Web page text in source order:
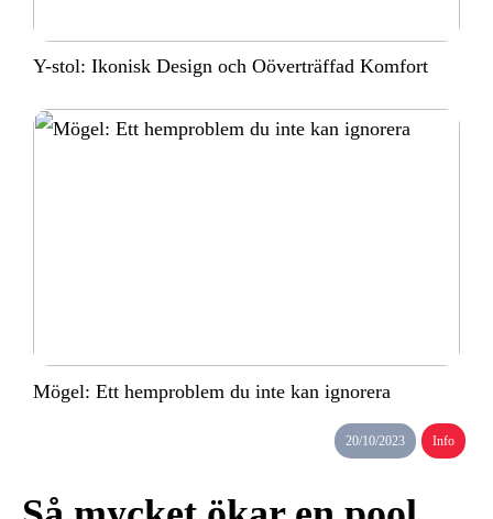
Y-stol: Ikonisk Design och Oöverträffad Komfort
Mögel: Ett hemproblem du inte kan ignorera
20/10/2023 Info